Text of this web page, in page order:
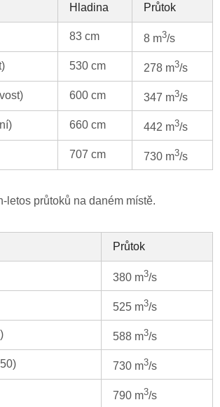
Hladina Průtok
83 cm 8 m3/s
530 cm 278 m3/s
600 cm 347 m3/s
660 cm 442 m3/s
707 cm 730 m3/s
letos průtoků na daném místě.
Průtok
380 m3/s
525 m3/s
588 m3/s
730 m3/s
790 m3/s